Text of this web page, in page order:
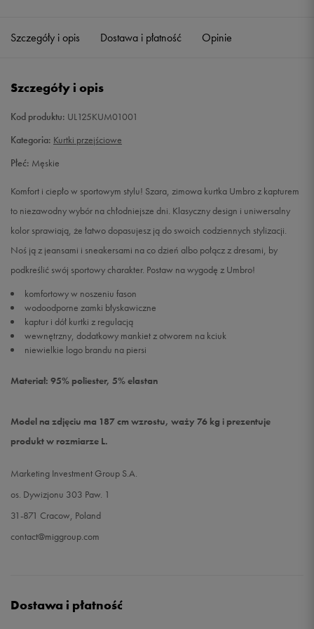
Szczegóły i opis Dostawa i płatność Opinie
Szczegóły i opis
Kod produktu: UL125KUM01001
Kategoria: Kurtki przejściowe
Płeć: Męskie
Komfort i ciepło w sportowym stylu! Szara, zimowa kurtka Umbro z kapturem
to niezawodny wybór na chłodniejsze dni. Klasyczny design i uniwersalny
kolor sprawiają, że łatwo dopasujesz ją do swoich codziennych stylizacji.
Noś ją z jeansami i sneakersami na co dzień albo połącz z dresami, by
podkreślić swój sportowy charakter. Postaw na wygodę z Umbro!
komfortowy w noszeniu fason
wodoodporne zamki błyskawiczne
kaptur i dół kurtki z regulacją
wewnętrzny, dodatkowy mankiet z otworem na kciuk
niewielkie logo brandu na piersi
Materiał: 95% poliester, 5% elastan
Model na zdjęciu ma 187 cm wzrostu, waży 76 kg i prezentuje
produkt w rozmiarze L.
Marketing Investment Group S.A.
os. Dywizjonu 303 Paw. 1
31-871 Cracow, Poland
contact@miggroup.com
Dostawa i płatność